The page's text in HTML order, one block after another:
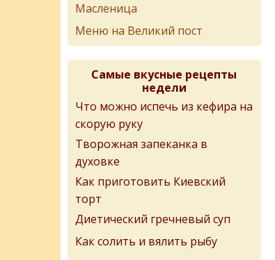
Масленица
Меню на Великий пост
Самые вкусные рецепты
недели
Что можно испечь из кефира на
скорую руку
Творожная запеканка в
духовке
Как приготовить Киевский
торт
Диетический гречневый суп
Как солить и вялить рыбу